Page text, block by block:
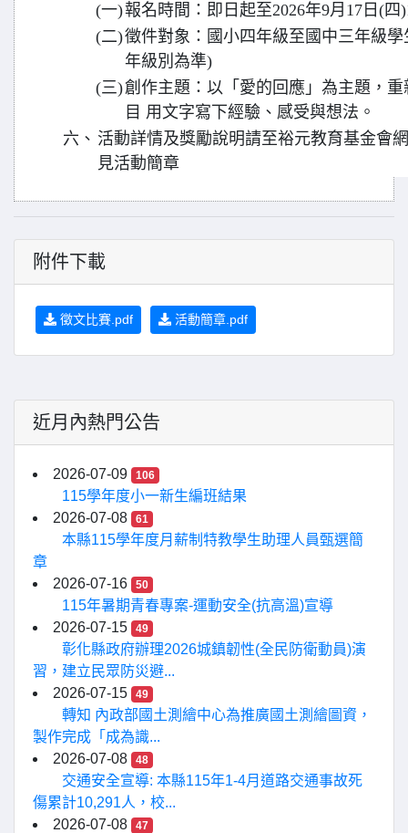
(一)報名時間：即日起至2026年9月17日(四
(二)徵件對象：國小四年級至國中三年級
年級別為準)
(三)創作主題：以「愛的回應」為主題，
目 用文字寫下經驗、感受與想法。
六、 活動詳情及獎勵說明請至裕元教育基金會
見活動簡章
附件下載
徵文比賽.pdf 活動簡章.pdf
近月內熱門公告
2026-07-09 106
115學年度小一新生編班結果
2026-07-08
61
本縣115學年度月薪制特教學生助理人員甄選簡
章
2026-07-16
50
115年暑期青春專案-運動安全(抗高溫)宣導
2026-07-15
49
彰化縣政府辦理2026城鎮韌性(全民防衛動員)演
習，建立民眾防災避...
2026-07-15
49
轉知 內政部國土測繪中心為推廣國土測繪圖資，
製作完成「成為識...
2026-07-08
48
交通安全宣導: 本縣115年1-4月道路交通事故死
傷累計10,291人，校...
2026-07-08
47